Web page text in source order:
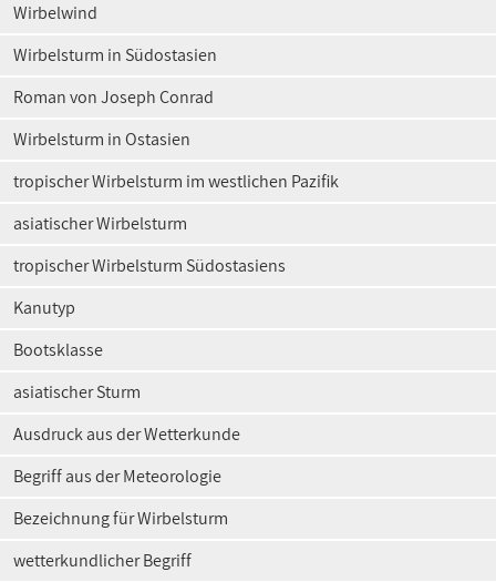
Wirbelwind
Wirbelsturm in Südostasien
Roman von Joseph Conrad
Wirbelsturm in Ostasien
tropischer Wirbelsturm im westlichen Pazifik
asiatischer Wirbelsturm
tropischer Wirbelsturm Südostasiens
Kanutyp
Bootsklasse
asiatischer Sturm
Ausdruck aus der Wetterkunde
Begriff aus der Meteorologie
Bezeichnung für Wirbelsturm
wetterkundlicher Begriff